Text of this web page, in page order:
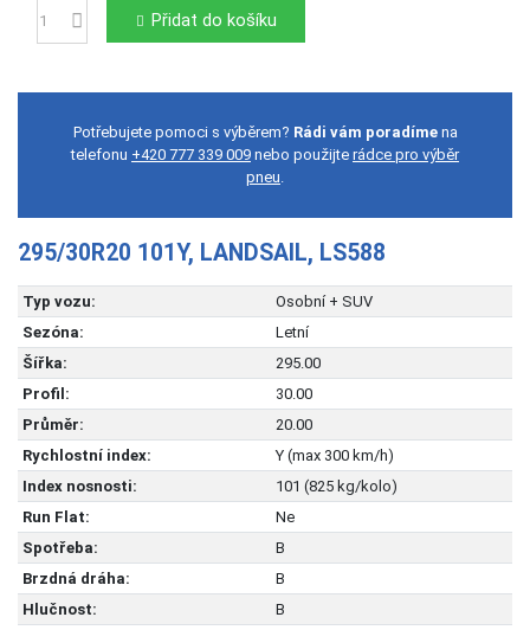
Počet Přidat do košíku
Potřebujete pomoci s výběrem? Rádi vám poradímena
telefonu +420 777 339 009 nebo použijte rádce pro výběr
pneu.
295/30R20 101Y, LANDSAIL, LS588
Typ vozu:
Osobní + SUV
Sezóna:
Letní
Šířka:
295.00
Profil:
30.00
Průměr:
20.00
Rychlostní index:
Y (max 300 km/h)
Index nosnosti:
101 (825 kg/kolo)
Run Flat:
Ne
Spotřeba:
B
Brzdná dráha:
B
Hlučnost:
B